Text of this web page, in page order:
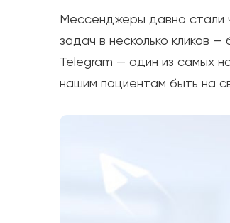
Мессенджеры давно стали
задач в несколько кликов
Telegram — один из самых
нашим пациентам быть на